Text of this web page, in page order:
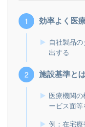
効率よく医
自社製品
出する
施設基準とは
医療機関
ービス面
例：在宅療